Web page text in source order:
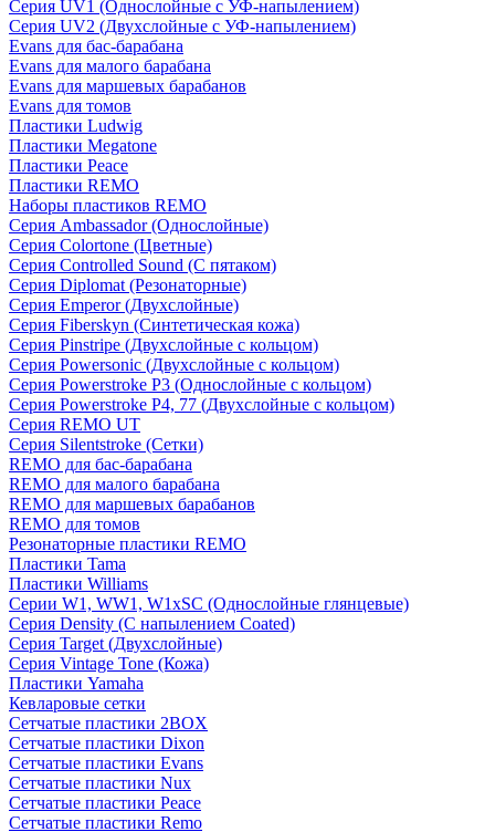
Серия UV1 (Однослойные с УФ-напылением)
Серия UV2 (Двухслойные с УФ-напылением)
Evans для бас-барабана
Evans для малого барабана
Evans для маршевых барабанов
Evans для томов
Пластики Ludwig
Пластики Megatone
Пластики Peace
Пластики REMO
Наборы пластиков REMO
Серия Ambassador (Однослойные)
Серия Colortone (Цветные)
Серия Controlled Sound (С пятаком)
Серия Diplomat (Резонаторные)
Серия Emperor (Двухслойные)
Серия Fiberskyn (Синтетическая кожа)
Серия Pinstripe (Двухслойные с кольцом)
Серия Powersonic (Двухслойные с кольцом)
Серия Powerstroke P3 (Однослойные с кольцом)
Серия Powerstroke P4, 77 (Двухслойные с кольцом)
Серия REMO UT
Серия Silentstroke (Сетки)
REMO для бас-барабана
REMO для малого барабана
REMO для маршевых барабанов
REMO для томов
Резонаторные пластики REMO
Пластики Tama
Пластики Williams
Серии W1, WW1, W1xSC (Однослойные глянцевые)
Серия Density (C напылением Coated)
Серия Target (Двухслойные)
Серия Vintage Tone (Кожа)
Пластики Yamaha
Кевларовые сетки
Сетчатые пластики 2BOX
Сетчатые пластики Dixon
Сетчатые пластики Evans
Сетчатые пластики Nux
Сетчатые пластики Peace
Сетчатые пластики Remo